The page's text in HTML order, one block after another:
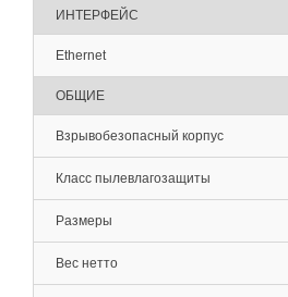
ИНТЕРФЕЙС
Ethernet
ОБЩИЕ
Взрывобезопасный корпус
Класс пылевлагозащиты
Размеры
Вес нетто